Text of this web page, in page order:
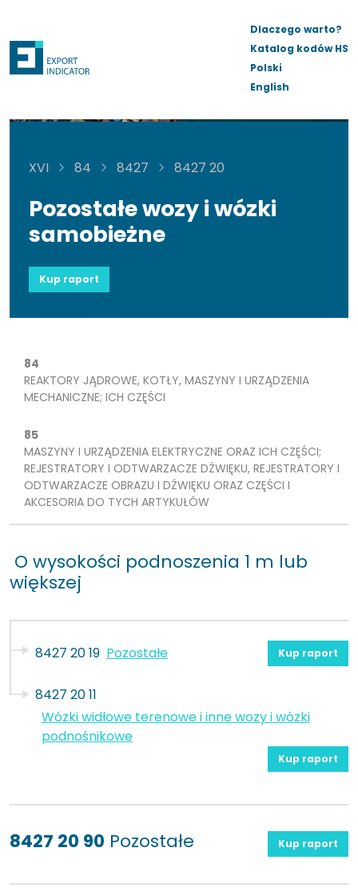
Dlaczego warto?
Katalog kodów HS
Polski
English
XVI 84 8427 8427 20
Pozostałe wozy i wózki
samobieżne
Kup raport
84
REAKTORY JĄDROWE, KOTŁY, MASZYNY I URZĄDZENIA
MECHANICZNE; ICH CZĘŚCI
85
MASZYNY I URZĄDZENIA ELEKTRYCZNE ORAZ ICH CZĘŚCI;
REJESTRATORY I ODTWARZACZE DŹWIĘKU, REJESTRATORY I
ODTWARZACZE OBRAZU I DŹWIĘKU ORAZ CZĘŚCI I
AKCESORIA DO TYCH ARTYKUŁÓW
O wysokości podnoszenia 1 m lub
większej
8427 20 19 Pozostałe Kup raport
8427 20 11
Wózki widłowe terenowe i inne wozy i wózki
podnośnikowe
Kup raport
8427 20 90 Pozostałe Kup raport